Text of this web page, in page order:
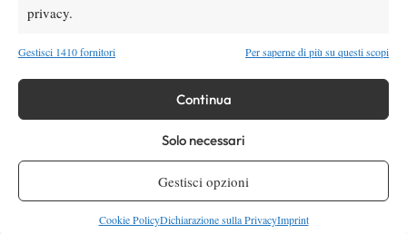
privacy.
Gestisci 1410 fornitori Per saperne di più su questi scopi
Continua
Solo necessari
Gestisci opzioni
Cookie PolicyDichiarazione sulla PrivacyImprint
X